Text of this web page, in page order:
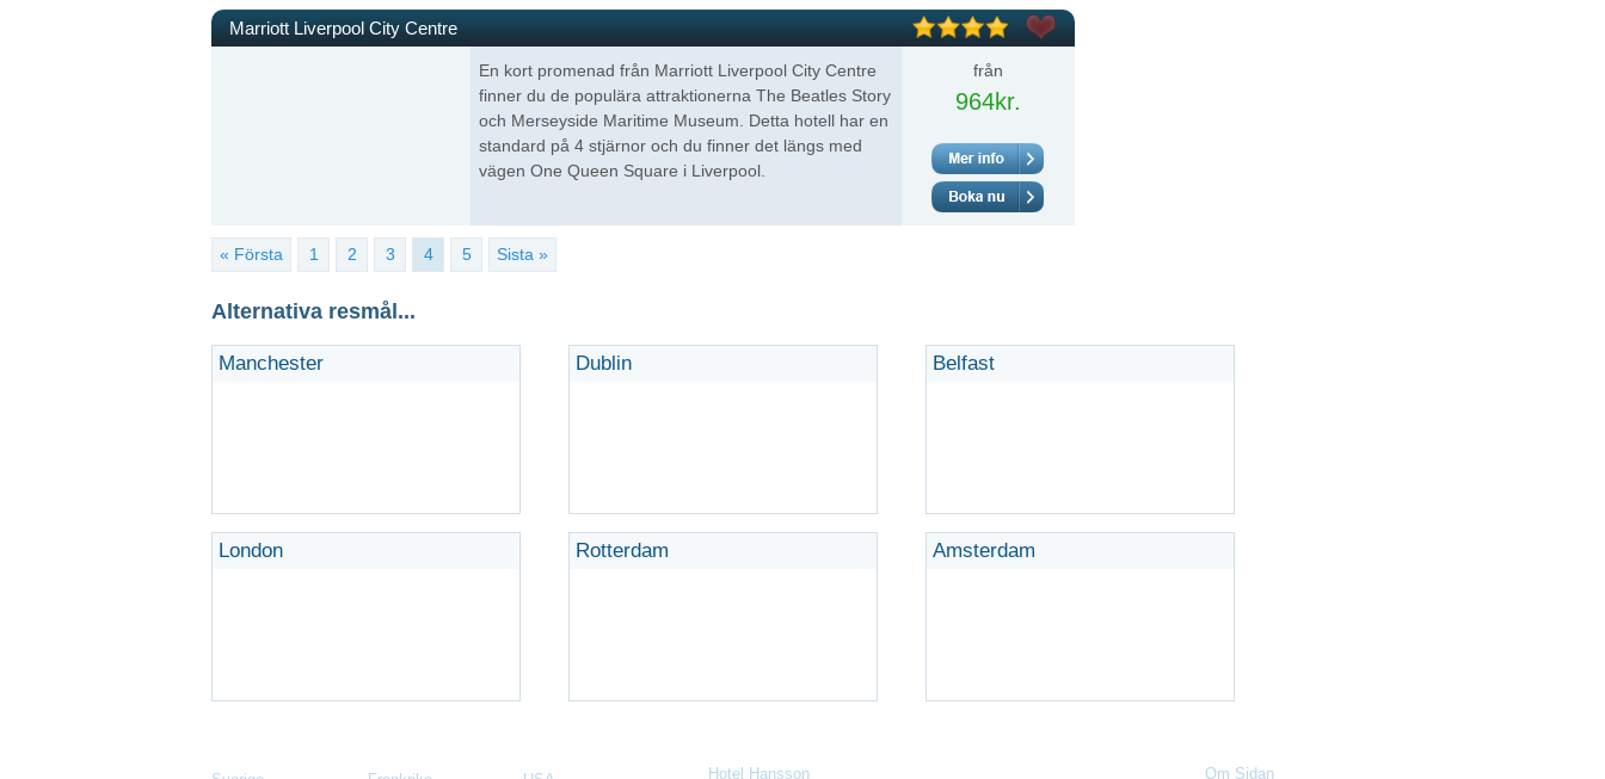
Marriott Liverpool City Centre
från
964kr.
En kort promenad från Marriott Liverpool City Centre
finner du de populära attraktionerna The Beatles Story
och Merseyside Maritime Museum. Detta hotell har en
standard på 4 stjärnor och du finner det längs med
vägen One Queen Square i Liverpool.
« Första 1 2 3 4 5 Sista »
Alternativa resmål...
Manchester Dublin Belfast
London Rotterdam Amsterdam
Hotel Hanssonav Marianne
Om Sidan